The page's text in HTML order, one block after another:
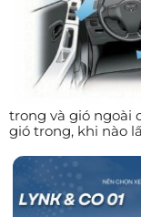
trong và gió ngoài
gió trong, khi nào